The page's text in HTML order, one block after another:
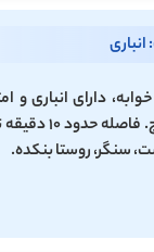
زمین با ۷۰ متر بنا تک خوابه، دارای
نسقدار و واقع در
سنگر، روستا بنکده.